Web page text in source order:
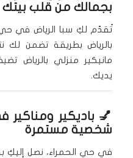
بجمالك من قلب بيتك
تُقدّم لكِ سبا الرياض في حي
بالرياض بطريقة تضمن لك
مانيكير منزلي بالرياض
يديك.
💅 باديكير
شخصية مستمرة
في حي الحمراء، نصل إليكِ